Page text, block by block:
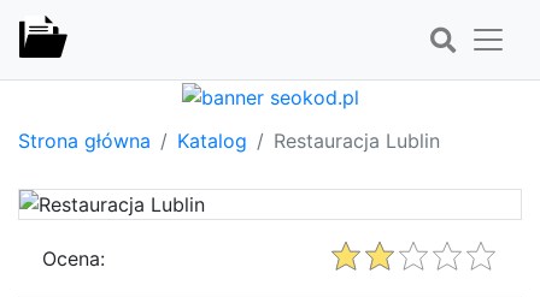
Strona główna Katalog Restauracja Lublin
Ocena: